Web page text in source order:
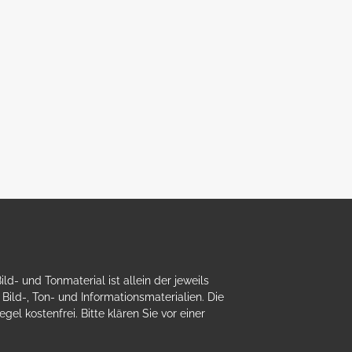
und Tonmaterial ist allein der jeweils
, Ton- und Informationsmaterialien. Die
kostenfrei. Bitte klären Sie vor einer